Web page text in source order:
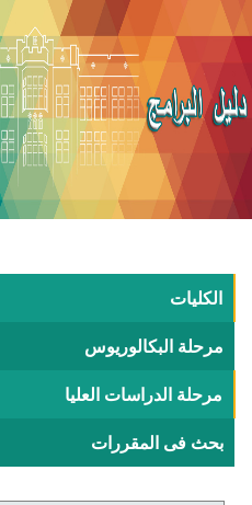
الكليات
مرحلة البكالوريوس
مرحلة الدراسات العليا
بحث فى المقررات